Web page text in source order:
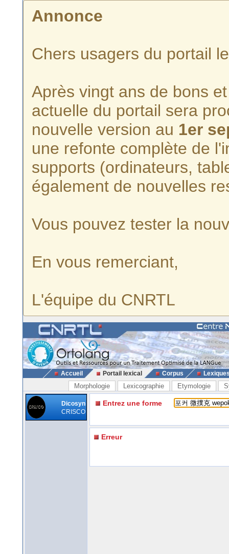
Annonce
Chers usagers du portail
Après vingt ans de bons
actuelle du portail sera
nouvelle version au 1er
une refonte complète de
supports (ordinateurs,
également de nouvelles
Vous pouvez tester la
En vous remerciant,
L'équipe du CNRTL
Accueil Portail lexical Corpus
Morphologie Lexicographie Etymologie
Dicosyn
CRISCO
Entrez une forme
Erreur